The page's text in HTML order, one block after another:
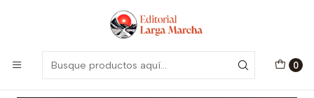
0
Encuentra nuestro catálogo aquí
Rusia ante el segundo Plan Quinquenal (usado)